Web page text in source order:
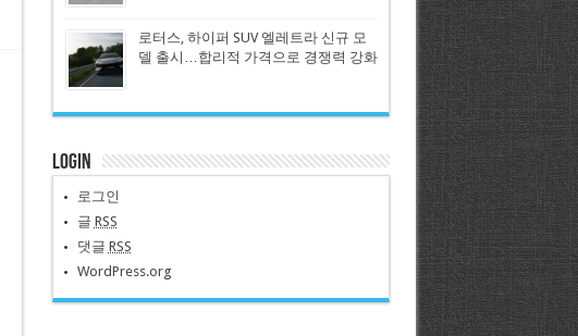
로터스, 하이퍼 SUV 엘레트라 신규 모
델 출시…합리적 가격으로 경쟁력 강화
Login
로그인
글 RSS
댓글 RSS
WordPress.org